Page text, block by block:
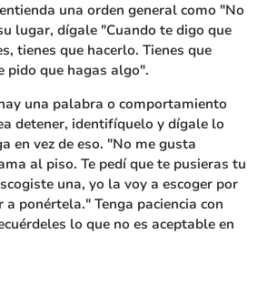
una orden general como "No
lugar, dígale "Cuando te digo que
tienes que hacerlo. Tienes que
pido que hagas algo".
una palabra o comportamiento
detener, identifíquelo y dígale lo
en vez de eso. "No me gusta
al piso. Te pedí que te pusieras tu
una, yo la voy a escoger por
ponértela." Tenga paciencia con
lo que no es aceptable en